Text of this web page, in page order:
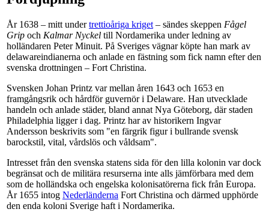
År 1638 – mitt undertrettioåriga kriget – sändes skeppen Fågel
Grip och Kalmar Nyckel till Nordamerika under ledning av
holländaren Peter Minuit. På Sveriges vägnar köpte han mark av
delawareindianerna och anlade en fästning som fick namn efter den
svenska drottningen – Fort Christina.
Svensken Johan Printz var mellan åren 1643 och 1653 en
framgångsrik och hårdför guvernör i Delaware. Han utvecklade
handeln och anlade städer, bland annat Nya Göteborg, där staden
Philadelphia ligger i dag. Printz har av historikern Ingvar
Andersson beskrivits som "en färgrik figur i bullrande svensk
barockstil, vital, vårdslös och våldsam".
Intresset från den svenska statens sida för den lilla kolonin var dock
begränsat och de militära resurserna inte alls jämförbara med dem
som de holländska och engelska kolonisatörerna fick från Europa.
År 1655 intog Nederländerna Fort Christina och därmed upphörde
den enda koloni Sverige haft i Nordamerika.